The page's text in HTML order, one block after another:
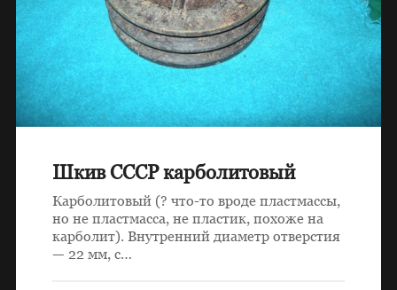
Шкив СССР карболитовый
Карболитовый (? что-то вроде пластмассы,
но не пластмасса, не пластик, похоже на
карболит). Внутренний диаметр отверстия
— 22 мм, с…